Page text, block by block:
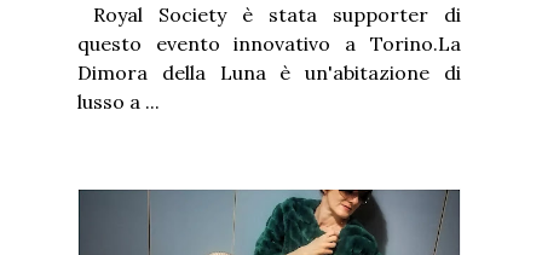
Royal Society è stata supporter di
questo evento innovativo a Torino.La
Dimora della Luna è un'abitazione di
lusso a ...